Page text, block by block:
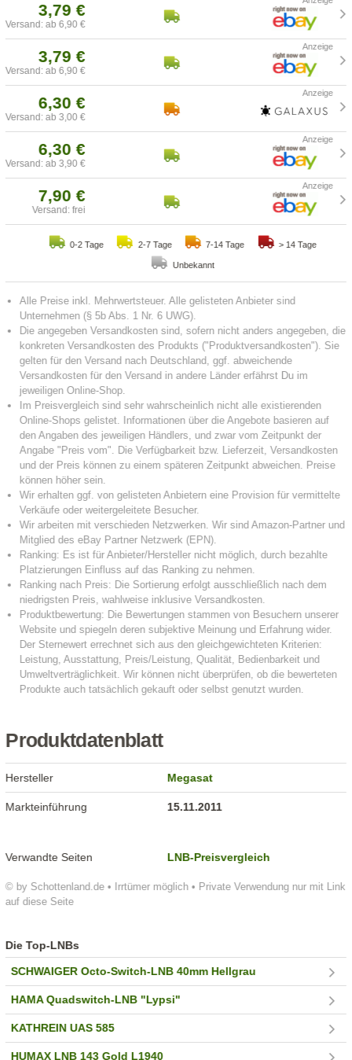
3,79 €
Versand: ab 6,90 €
3,79 €
Versand: ab 6,90 €
6,30 €
Versand: ab 3,00 €
6,30 €
Versand: ab 3,90 €
7,90 €
Versand: frei
0-2 Tage 2-7 Tage 7-14 Tage > 14 Tage
Unbekannt
Produktdatenblatt
© by Schottenland.de • Irrtümer möglich • Private Verwendung nur mit Link
auf diese Seite
Hersteller Megasat
Markteinführung 15.11.2011
Verwandte Seiten LNB-Preisvergleich
Die Top-LNBs
SCHWAIGER Octo-Switch-LNB 40mm Hellgrau
HAMA Quadswitch-LNB "Lypsi"
KATHREIN UAS 585
HUMAX LNB 143 Gold L1940